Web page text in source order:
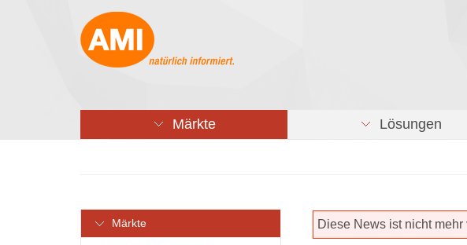
Märkte Lösungen
Märkte Diese News ist nicht mehr